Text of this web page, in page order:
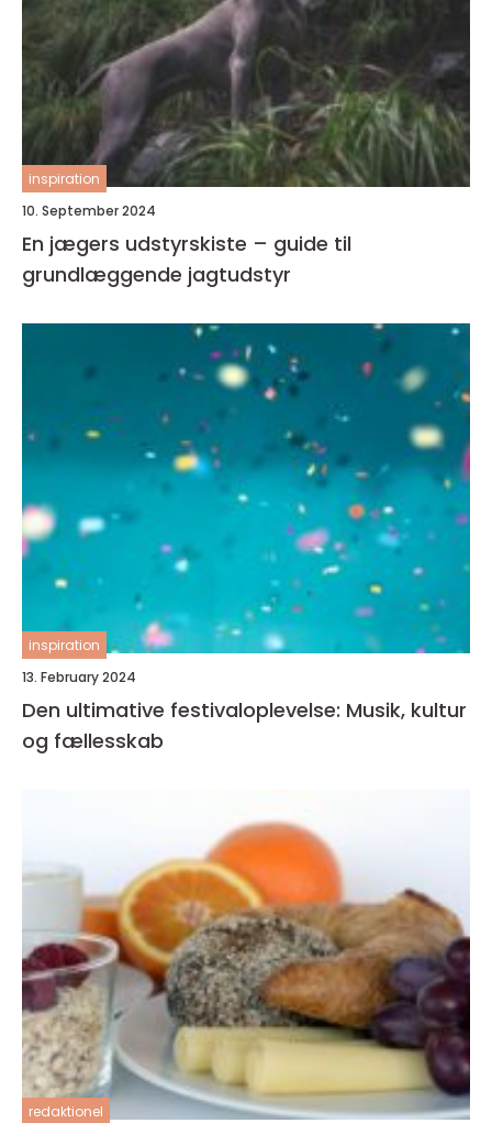
inspiration
10. September 2024
En jægers udstyrskiste – guide til
grundlæggende jagtudstyr
inspiration
13. February 2024
Den ultimative festivaloplevelse: Musik, kultur
og fællesskab
redaktionel